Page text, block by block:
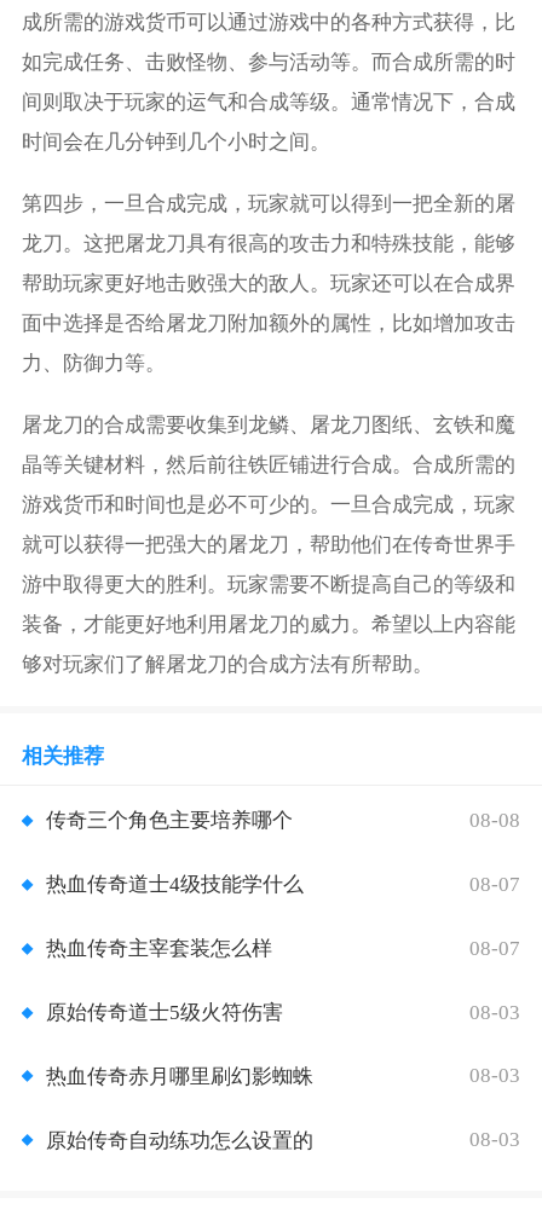
成所需的游戏货币可以通过游戏中的各种方式获得，比
如完成任务、击败怪物、参与活动等。而合成所需的时
间则取决于玩家的运气和合成等级。通常情况下，合成
时间会在几分钟到几个小时之间。
第四步，一旦合成完成，玩家就可以得到一把全新的屠
龙刀。这把屠龙刀具有很高的攻击力和特殊技能，能够
帮助玩家更好地击败强大的敌人。玩家还可以在合成界
面中选择是否给屠龙刀附加额外的属性，比如增加攻击
力、防御力等。
屠龙刀的合成需要收集到龙鳞、屠龙刀图纸、玄铁和魔
晶等关键材料，然后前往铁匠铺进行合成。合成所需的
游戏货币和时间也是必不可少的。一旦合成完成，玩家
就可以获得一把强大的屠龙刀，帮助他们在传奇世界手
游中取得更大的胜利。玩家需要不断提高自己的等级和
装备，才能更好地利用屠龙刀的威力。希望以上内容能
够对玩家们了解屠龙刀的合成方法有所帮助。
相关推荐
传奇三个角色主要培养哪个 08-08
热血传奇道士4级技能学什么 08-07
热血传奇主宰套装怎么样 08-07
原始传奇道士5级火符伤害 08-03
热血传奇赤月哪里刷幻影蜘蛛 08-03
原始传奇自动练功怎么设置的 08-03